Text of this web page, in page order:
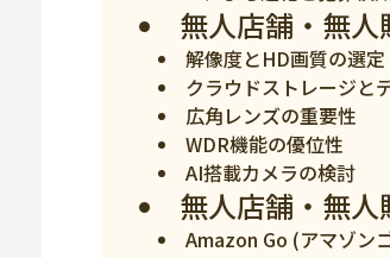
AI
おす
SIM
スマホ
無人店舗・無
解像度とHD画質の選定
クラウドストレージと
広角レンズの重要性
WDR機能の優位性
AI搭載カメラの検討
無人店舗・無
Amazon Go (アマゾン